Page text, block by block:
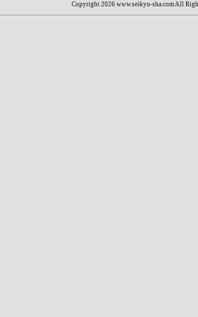
Copyright 2026 www.seikyu-sha.com All